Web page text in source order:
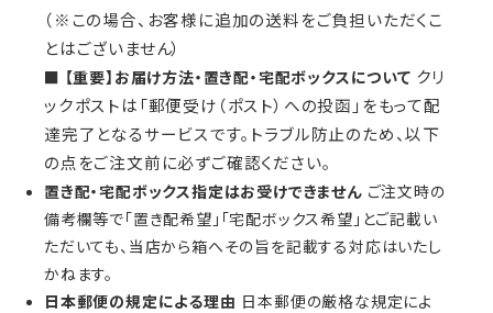
（※この場合、お客様に追加の送料をご負担いただくこ
とはございません）
■ 【重要】お届け方法・置き配・宅配ボックスについて クリ
ックポストは「郵便受け（ポスト）への投函」をもって配
達完了となるサービスです。トラブル防止のため、以下
の点をご注文前に必ずご確認ください。
置き配・宅配ボックス指定はお受けできませんご注文時の
備考欄等で「置き配希望」「宅配ボックス希望」とご記載い
ただいても、当店から箱へその旨を記載する対応はいたし
かねます。
日本郵便の規定による理由 日本郵便の厳格な規定によ